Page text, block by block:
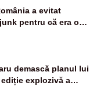
a evitat
pentru că era o
bănci și fondurile de
demască planul lui
explozivă a
la Realitatea PLUS